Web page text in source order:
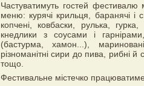
Частуватимуть гостей фестивалю
меню: курячі крильця, баранячі і
копчені, ковбаски, рулька,
кнедлики з соусами і
(бастурма, хамон...),
різноманітні сири до пива, рибні
тощо.
Фестивальне містечко